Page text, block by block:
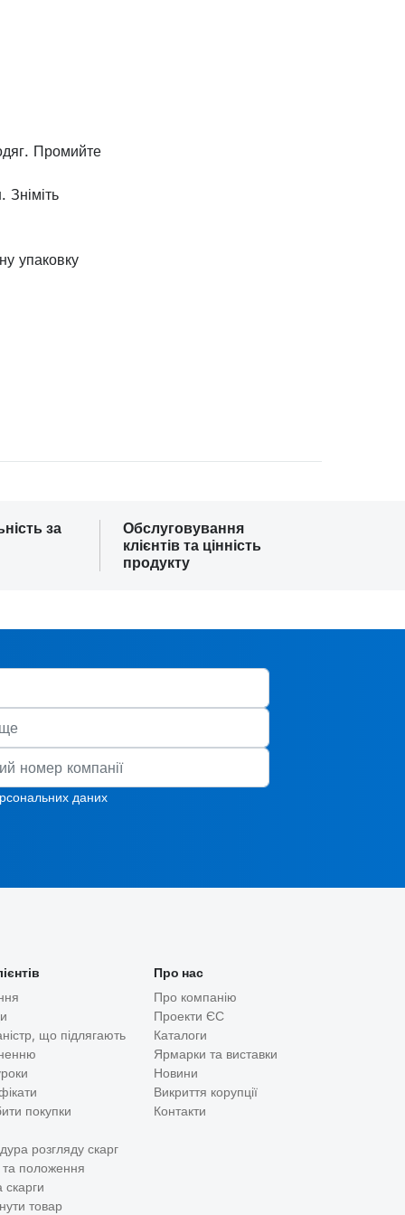
Промийте
упаковку
за
Обслуговування
клієнтів та цінність
продукту
даних
що підлягають
покупки
розгляду скарг
положення
товар
Про нас
Про компанію
Проекти ЄС
Каталоги
Ярмарки та виставки
Новини
Викриття корупції
Контакти